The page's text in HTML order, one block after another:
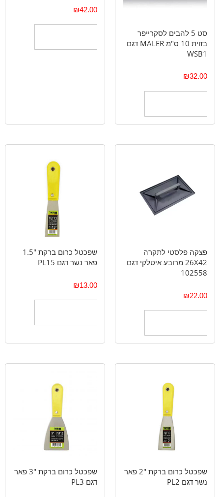
סט 5 להבים לסקרייפר
בזוית 10 ס"מ MALER דגם
WSB1
₪32.00
₪42.00
פצקה פלסטי לתקרה
26X42 מרובע איטלקי דגם
102558
₪22.00
שפכטל כרום ברקת "1.5
פאר נשר דגם PL15
₪13.00
שפכטל כרום ברקת "2 פאר
נשר דגם PL2
שפכטל כרום ברקת "3 פאר
דגם PL3